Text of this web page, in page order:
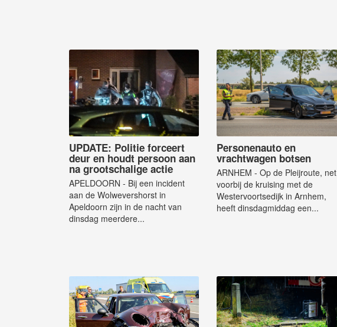
UPDATE: Politie forceert
deur en houdt persoon aan
na grootschalige actie
APELDOORN - Bij een incident
aan de Wolwevershorst in
Apeldoorn zijn in de nacht van
dinsdag meerdere...
Personenauto en
vrachtwagen botsen
ARNHEM - Op de Pleijroute, net
voorbij de kruising met de
Westervoortsedijk in Arnhem,
heeft dinsdagmiddag een...